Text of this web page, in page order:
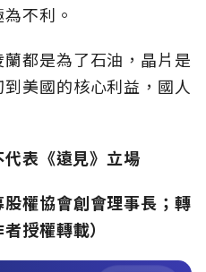
不利。
都是為了石油，晶片是
美國的核心利益，國人
表《遠見》立場
股權協會創會理事長；轉
授權轉載）